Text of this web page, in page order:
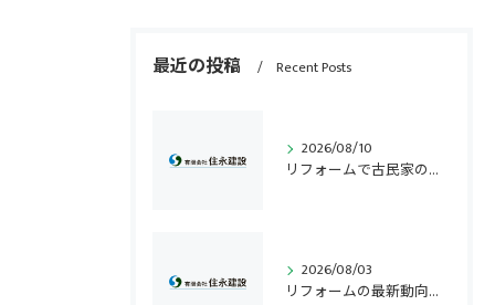
最近の投稿 Recent Posts
2026/08/10
リフォームで古民家の魅力を活かし快適な住まいにするための実践ガイド
2026/08/03
リフォームの最新動向と熊本県熊本市東区で理想の住まいを実現するための実践ポイント